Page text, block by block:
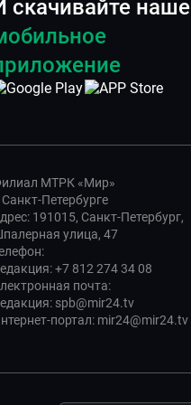
скачивайте наше
МТРК «Мир»
Петербурге
191015, Санкт-Петербург,
улица, 47
+7 812 274 34 08
почта:
spb@mir24.tv
портал: mir24@mir24.tv